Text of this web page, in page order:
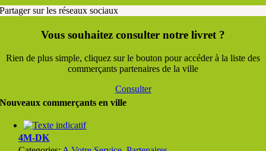
Partager sur les réseaux sociaux
Vous souhaitez consulter notre livret ?
Rien de plus simple, cliquez sur le bouton pour accéder à la liste des
commerçants partenaires de la ville
Consulter
Nouveaux commerçants en ville
4M-DK